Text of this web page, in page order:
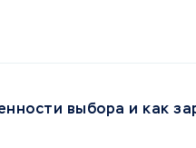
выбора и как